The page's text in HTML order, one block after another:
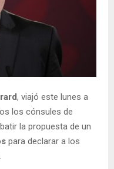
, viajó este lunes a
los cónsules de
la propuesta de un
para declarar a los